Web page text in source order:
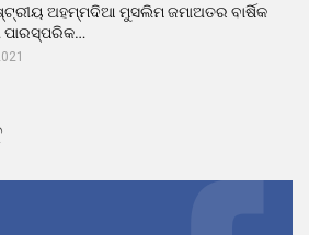
ଅହମ୍ମଦିଆ ମୁସଲିମ ଜମାଅତର ବାର୍ଷିକ
ପାରସ୍ପରିକ…